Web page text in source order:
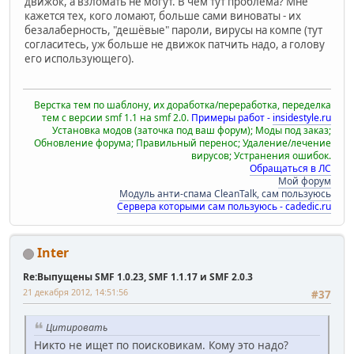
кажется тех, кого ломают, больше сами виноваты - их
безалаберность, "дешёвые" пароли, вирусы на компе (тут
согласитесь, уж больше не движок патчить надо, а голову
его использующего).
Верстка тем по шаблону, их доработка/переработка, переделка
тем с версии smf 1.1 на smf 2.0. Примеры работ - insidestyle.ru
Установка модов (заточка под ваш форум); Моды под заказ;
Обновление форума; Правильный перенос; Удаление/лечение
вирусов; Устранения ошибок.
Обращаться в ЛС
Мой форум
Модуль анти-спама CleanTalk, сам пользуюсь
Сервера которыми сам пользуюсь - cadedic.ru
Inter
Re:Выпущены SMF 1.0.23, SMF 1.1.17 и SMF 2.0.3
#37
21 декабря 2012, 14:51:56
Цитировать
Никто не ищет по поисковикам. Кому это надо?